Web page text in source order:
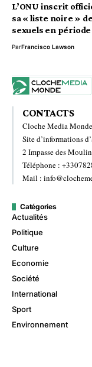
L’ONU inscrit
sa « liste noire »
sexuels en
ParFrancisco Lawson
CONTACTS
Cloche Media
Site d’informations
2 Impasse des
Téléphone :
Mail :
Catégories
Actualités
Politique
Culture
Economie
Société
International
Sport
Environnement